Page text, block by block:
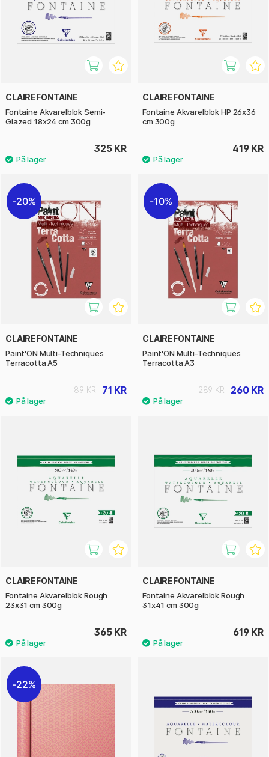
CLAIREFONTAINE
Fontaine Akvarelblok Semi-
Glazed 18x24 cm 300g
325 KR
CLAIREFONTAINE
Fontaine Akvarelblok HP 26x36
cm 300g
419 KR
20%
CLAIREFONTAINE
Paint'ON Multi-Techniques
Terracotta A5
71 KR
89 KR
10%
CLAIREFONTAINE
Paint'ON Multi-Techniques
Terracotta A3
260 KR
289 KR
CLAIREFONTAINE
Fontaine Akvarelblok Rough
23x31 cm 300g
365 KR
CLAIREFONTAINE
Fontaine Akvarelblok Rough
31x41 cm 300g
619 KR
22%